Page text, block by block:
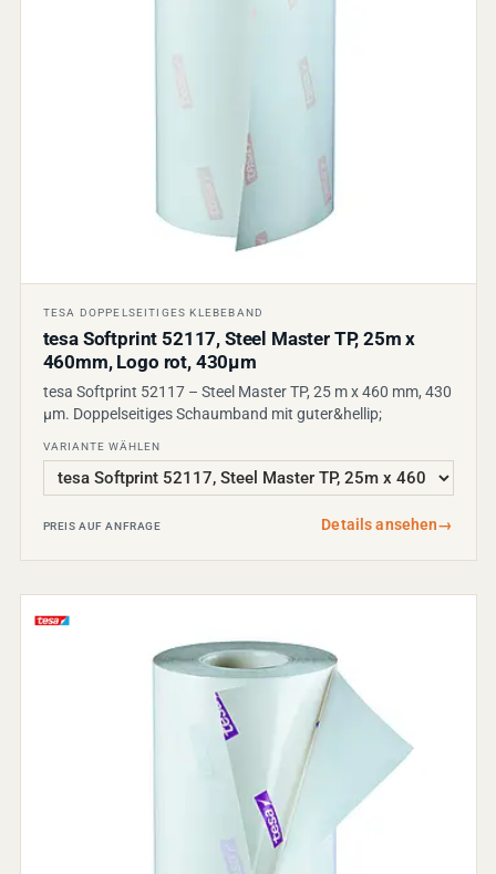
TESA DOPPELSEITIGES KLEBEBAND
tesa Softprint 52117, Steel Master TP, 25m x
460mm, Logo rot, 430µm
tesa Softprint 52117 – Steel Master TP, 25 m x 460 mm, 430
µm. Doppelseitiges Schaumband mit guter&hellip;
VARIANTE WÄHLEN
PREIS AUF ANFRAGE Details ansehen→